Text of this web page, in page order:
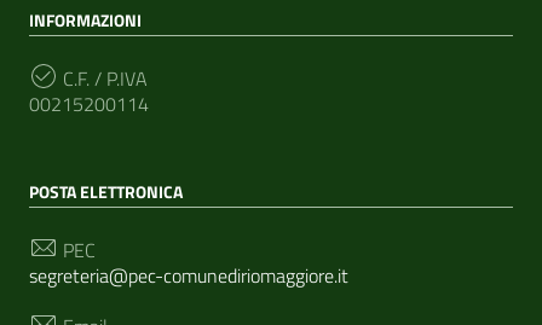
INFORMAZIONI
C.F. / P.IVA
00215200114
POSTA ELETTRONICA
PEC
segreteria@pec-comunediriomaggiore.it